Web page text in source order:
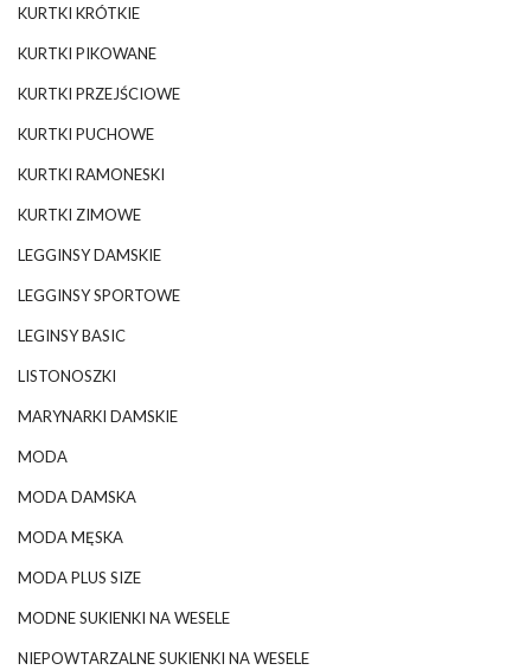
KURTKI KRÓTKIE
KURTKI PIKOWANE
KURTKI PRZEJŚCIOWE
KURTKI PUCHOWE
KURTKI RAMONESKI
KURTKI ZIMOWE
LEGGINSY DAMSKIE
LEGGINSY SPORTOWE
LEGINSY BASIC
LISTONOSZKI
MARYNARKI DAMSKIE
MODA
MODA DAMSKA
MODA MĘSKA
MODA PLUS SIZE
MODNE SUKIENKI NA WESELE
NIEPOWTARZALNE SUKIENKI NA WESELE